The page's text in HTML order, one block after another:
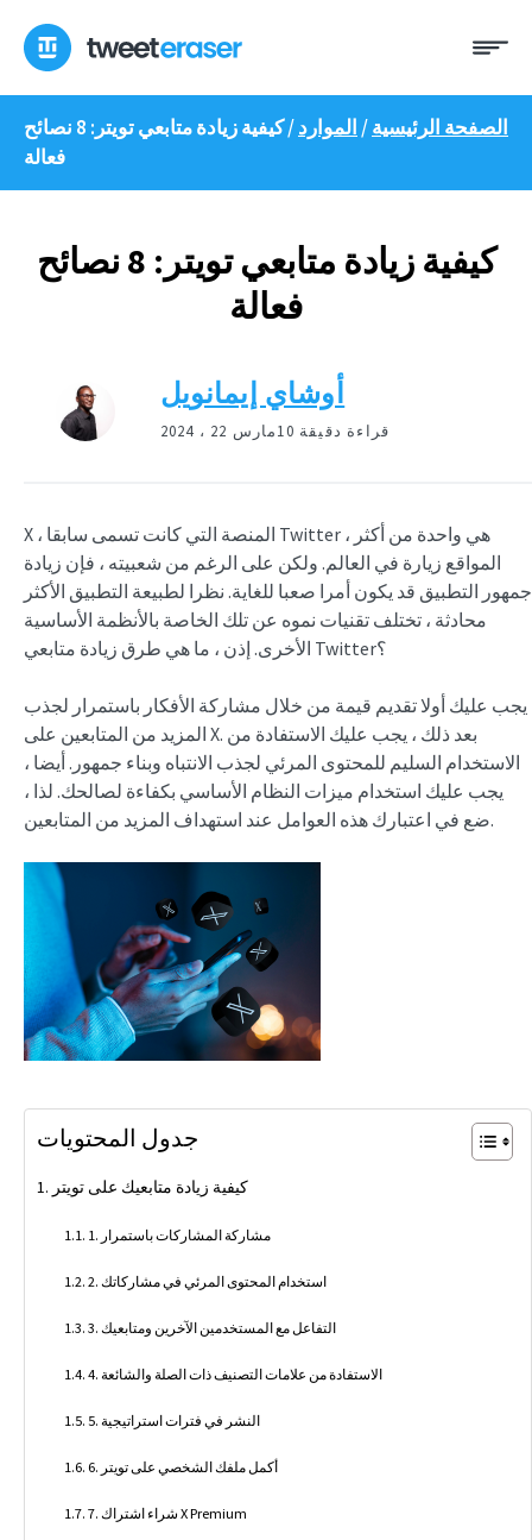
إلى
المحتوى
الصفحة الرئيسية/ الموارد/
كيفية زيادة متابعي تويتر: 8 نصائح
فعالة
كيفية زيادة متابعي تويتر: 8 نصائح
فعالة
أوشاي إيمانويل
مارس 22 ، 2024 10 قراءة دقيقة
X ، المنصة التي كانت تسمى سابقا Twitter ، هي واحدة من أكثر
المواقع زيارة في العالم. ولكن على الرغم من شعبيته ، فإن زيادة
جمهور التطبيق قد يكون أمرا صعبا للغاية. نظرا لطبيعة التطبيق الأكثر
محادثة ، تختلف تقنيات نموه عن تلك الخاصة بالأنظمة الأساسية
الأخرى. إذن ، ما هي طرق زيادة متابعي Twitter؟
يجب عليك أولا تقديم قيمة من خلال مشاركة الأفكار باستمرار لجذب
المزيد من المتابعين على X. بعد ذلك ، يجب عليك الاستفادة من
الاستخدام السليم للمحتوى المرئي لجذب الانتباه وبناء جمهور. أيضا ،
يجب عليك استخدام ميزات النظام الأساسي بكفاءة لصالحك. لذا ،
ضع في اعتبارك هذه العوامل عند استهداف المزيد من المتابعين.
جدول المحتويات
كيفية زيادة متابعيك على تويتر
1. مشاركة المشاركات باستمرار
2. استخدام المحتوى المرئي في مشاركاتك
3. التفاعل مع المستخدمين الآخرين ومتابعيك
4. الاستفادة من علامات التصنيف ذات الصلة والشائعة
5. النشر في فترات استراتيجية
7. شراء اشتراك X Premium